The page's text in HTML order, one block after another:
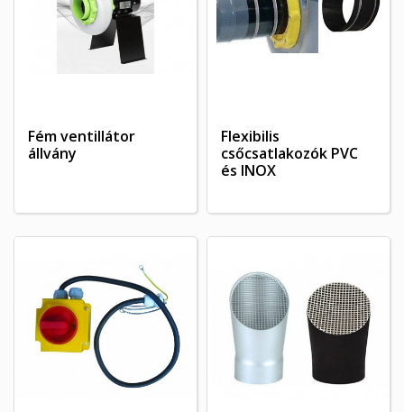
Fém ventillátor
állvány
Flexibilis
csőcsatlakozók PVC
és INOX